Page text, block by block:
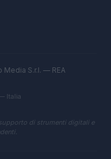
S.r.l. — REA
Italia
di strumenti digitali e